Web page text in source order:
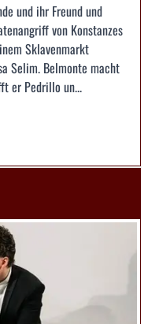
und ihr Freund und
von Konstanzes
Sklavenmarkt
Selim. Belmonte macht
er Pedrillo un...